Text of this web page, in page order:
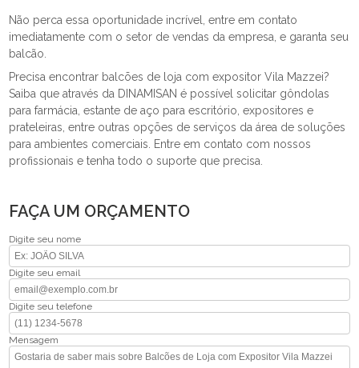
Não perca essa oportunidade incrível, entre em contato
imediatamente com o setor de vendas da empresa, e garanta seu
balcão.
Precisa encontrar balcões de loja com expositor Vila Mazzei?
Saiba que através da DINAMISAN é possível solicitar gôndolas
para farmácia, estante de aço para escritório, expositores e
prateleiras, entre outras opções de serviços da área de soluções
para ambientes comerciais. Entre em contato com nossos
profissionais e tenha todo o suporte que precisa.
FAÇA UM ORÇAMENTO
Digite seu nome
Digite seu email
Digite seu telefone
Mensagem